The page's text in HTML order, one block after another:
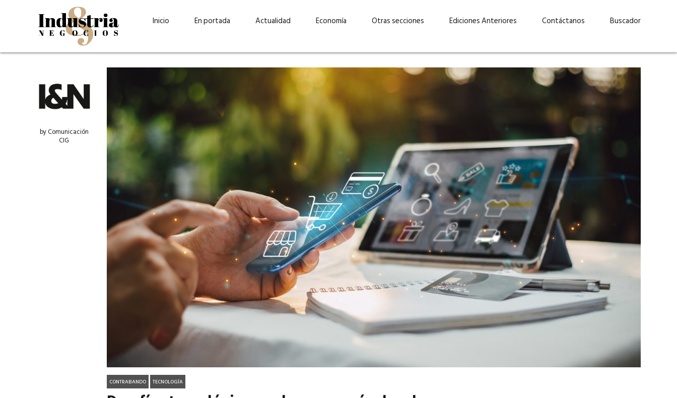
Inicio En portada
Guatehuevo: medio siglo
produciendo la proteína
EN PORTADA julio 2026
“La sostenibilidad está en
el centro de Cervecería
Ambev Guatemala» –
Ricardo Urteaga
EN PORTADA mayo 2026
“Invertir con propósito:
cómo CBC impulsa su
crecimiento industrial a
través de la innovación y la
sostenibilidad”
EN PORTADA abril 2026
Elizabeth Suárez: “Las
mujeres podemos liderar y
abrirnos paso por nuestros
propios méritos”
EN PORTADA marzo 2026
Lucas Martínez Paz: “En
tecnología, hay que invertir
con inteligencia, no por
moda”
EN PORTADA febrero 2026
Actualidad Economía Otras secciones Ediciones Anteriores Contáctanos Buscador
by Comunicación
CIG
CONTRABANDO TECNOLOGÍA